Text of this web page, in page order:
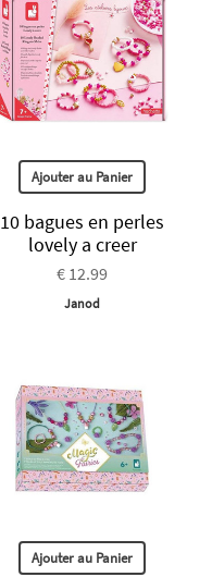
Ajouter au Panier
10 bagues en perles
lovely a creer
€ 12.99
Janod
Ajouter au Panier